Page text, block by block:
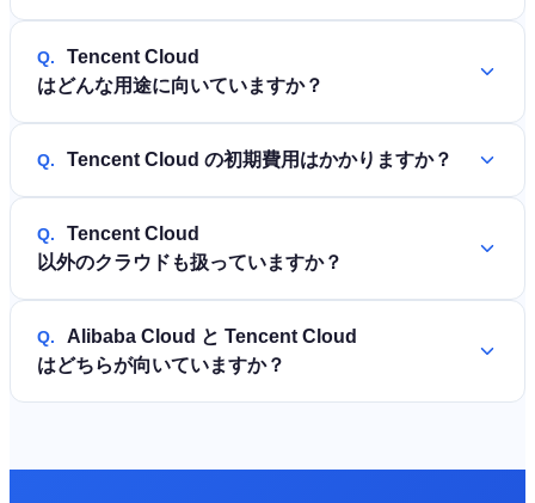
Q.
Tencent Cloud
はどんな用途に向いていますか？
Q. Tencent Cloud の初期費用はかかりますか？
Q.
Tencent Cloud
以外のクラウドも扱っていますか？
Q.
Alibaba Cloud と Tencent Cloud
はどちらが向いていますか？